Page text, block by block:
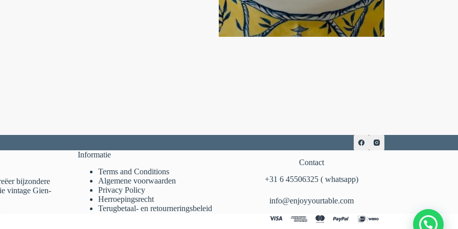
bijzondere
vintage Gien-
Informatie
Terms and Conditions
Algemene voorwaarden
Privacy Policy
Herroepingsrecht
Terugbetaal- en retourneringsbeleid
Contact
‪+31 6 45506325‬ ( whatsapp)
info@enjoyyourtable.com